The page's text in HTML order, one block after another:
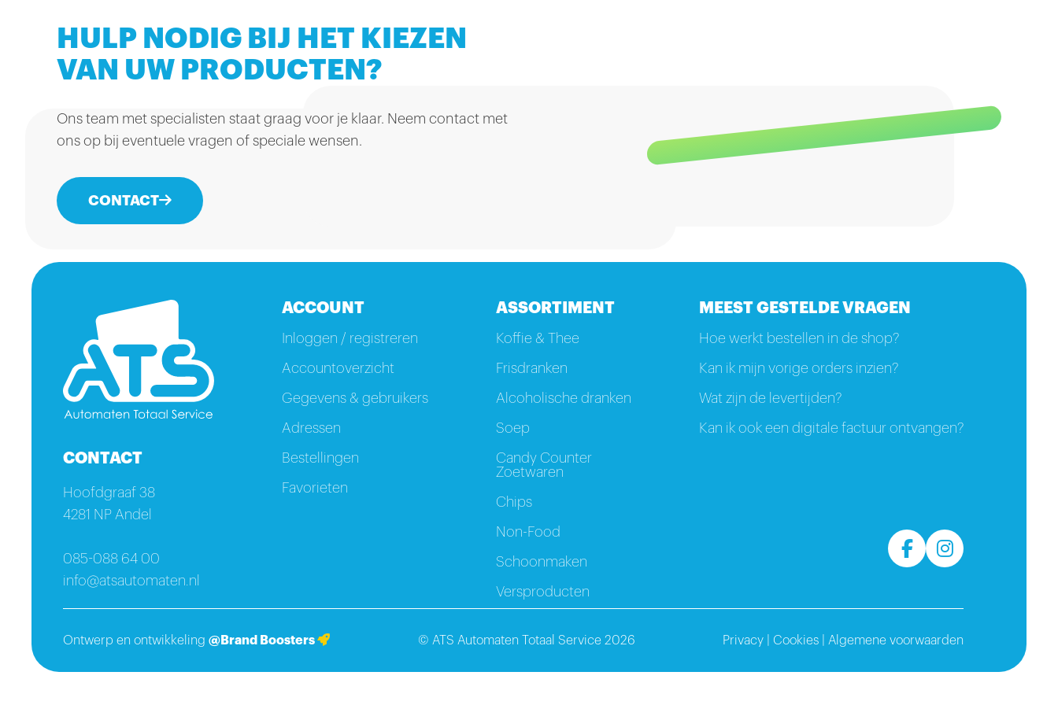
HULP NODIG BIJ HET KIEZEN
VAN UW PRODUCTEN?
Ons team met specialisten staat graag voor je klaar. Neem contact met
ons op bij eventuele vragen of speciale wensen.
CONTACT
CONTACT
Hoofdgraaf 38
4281 NP Andel
085-088 64 00
info@atsautomaten.nl
ACCOUNT
Inloggen / registreren
Accountoverzicht
Gegevens & gebruikers
Adressen
Bestellingen
Favorieten
ASSORTIMENT
Koffie & Thee
Frisdranken
Alcoholische dranken
Soep
Candy Counter
Zoetwaren
Chips
Non-Food
Schoonmaken
Versproducten
MEEST GESTELDE VRAGEN
Hoe werkt bestellen in de shop?
Kan ik mijn vorige orders inzien?
Wat zijn de levertijden?
Kan ik ook een digitale factuur ontvangen?
Ontwerp en ontwikkeling @Brand Boosters © ATS Automaten Totaal Service 2026 Privacy Cookies Algemene voorwaarden